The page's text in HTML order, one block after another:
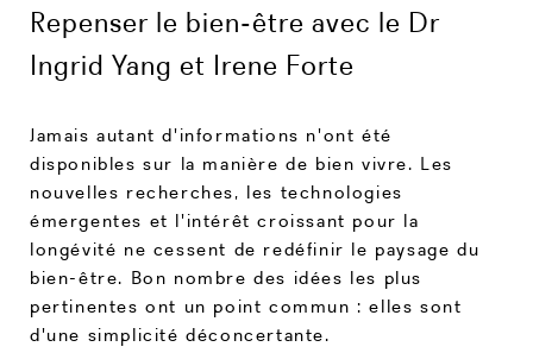
Repenser le bien-être avec le Dr
Ingrid Yang et Irene Forte
Jamais autant d'informations n'ont été
disponibles sur la manière de bien vivre. Les
nouvelles recherches, les technologies
émergentes et l'intérêt croissant pour la
longévité ne cessent de redéfinir le paysage du
bien-être. Bon nombre des idées les plus
pertinentes ont un point commun : elles sont
d'une simplicité déconcertante.